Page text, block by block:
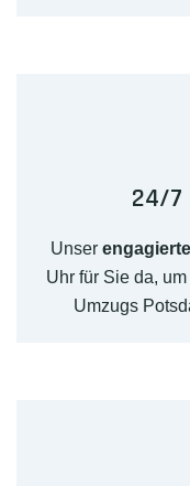
24/7
Unser
Uhr für Sie da,
Umzugs